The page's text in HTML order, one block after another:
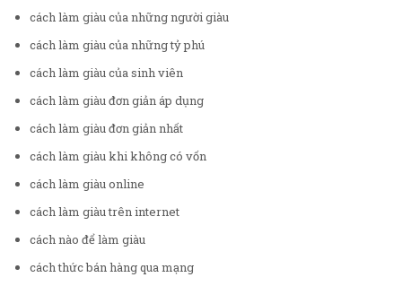
cách làm giàu của những người giàu
cách làm giàu của những tỷ phú
cách làm giàu của sinh viên
cách làm giàu đơn giản áp dụng
cách làm giàu đơn giản nhất
cách làm giàu khi không có vốn
cách làm giàu online
cách làm giàu trên internet
cách nào để làm giàu
cách thức bán hàng qua mạng